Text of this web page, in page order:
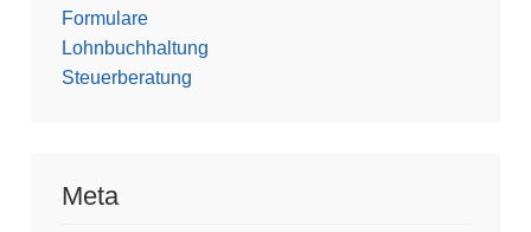
Formulare
Lohnbuchhaltung
Steuerberatung
Meta